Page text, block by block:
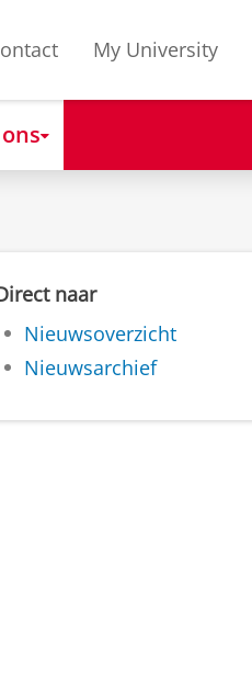
My University
naar
Nieuwsoverzicht
Nieuwsarchief